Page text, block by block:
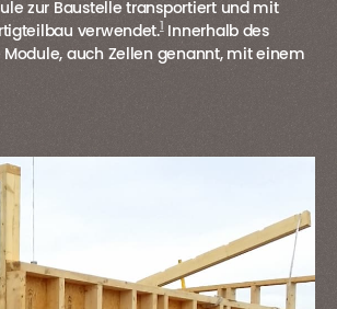
zur Baustelle transportiert und mit
verwendet. Innerhalb des
auch Zellen genannt, mit einem